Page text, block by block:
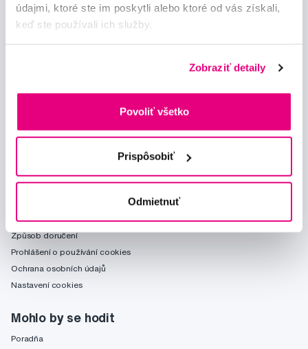
údajmi, ktoré ste im poskytli alebo ktoré od vás získali,
keď ste používali ich služby.
Zobraziť detaily
Povoliť všetko
Prispôsobiť
Odmietnuť
Poradíme Vám
Obchodní podmínky
Způsob doručení
Prohlášení o používání cookies
Ochrana osobních údajů
Nastavení cookies
Mohlo by se hodit
Poradňa
Chci dostávat informace o novinkách a akčních nabídkách
a souhlasím se
zpracováním osobních údajů